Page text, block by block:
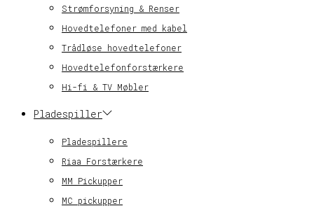
Strømforsyning & Renser
Hovedtelefoner med kabel
Trådløse hovedtelefoner
Hovedtelefonforstærkere
Hi-fi & TV Møbler
Pladespiller
Pladespillere
Riaa Forstærkere
MM Pickupper
MC pickupper